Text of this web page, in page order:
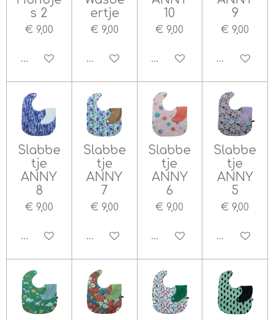
s 2
€ 9,00
In winkelwagen
ertje
€ 9,00
In winkelwagen
10
€ 9,00
In winkelwagen
9
€ 9,00
In
Slabbe
tje
ANNY
8
€ 9,00
In winkelwagen
Slabbe
tje
ANNY
7
€ 9,00
In winkelwagen
Slabbe
tje
ANNY
6
€ 9,00
In winkelwagen
Slabbe
tje
ANNY
5
€ 9,00
In